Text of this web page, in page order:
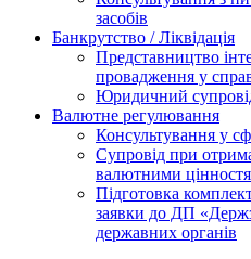
засобів
Банкрутство / Ліквідація
Представництво
провадження у
Юридичний
Валютне регулювання
Консультування у
Супровід при
валютними
Підготовка
заявки до ДП
державних органів